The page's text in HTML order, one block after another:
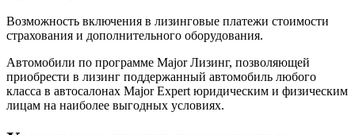
Возможность включения в лизинговые платежи стоимости
страхования и дополнительного оборудования.
Автомобили по программе Major Лизинг, позволяющей
приобрести в лизинг поддержанный автомобиль любого
класса в автосалонах Major Expert юридическим и физическим
лицам на наиболее выгодных условиях.